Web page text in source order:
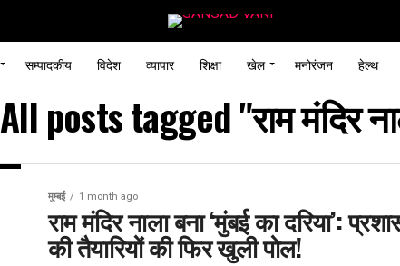
सम्पादकीय विदेश व्यापार शिक्षा खेल मनोरंजन हेल्थ
All posts tagged "राम मंदिर
मुम्बई 1 month ago
राम मंदिर नाला बना ‘मुंबई का दरिया’:
की तैयारियों की फिर खुली पोल!